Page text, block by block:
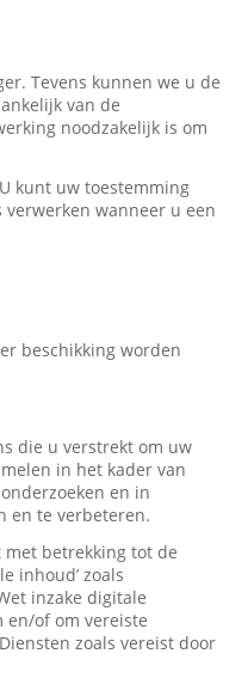
Tevens kunnen we u de
van de
noodzakelijk is om
kunt uw toestemming
wanneer u een
beschikking worden
die u verstrekt om uw
in het kader van
en in
en te verbeteren.
met betrekking tot de
inhoud’ zoals
inzake digitale
en/of om vereiste
zoals vereist door